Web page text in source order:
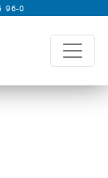
96-0